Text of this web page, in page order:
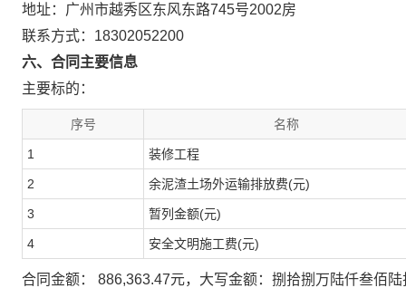
地址：广州市越秀区东风东路745号2002房
联系方式：18302052200
六、合同主要信息
主要标的：
序号 名称
1 装修工程
2 余泥渣土场外运输排放费(元)
3 暂列金额(元)
4 安全文明施工费(元)
合同金额： 886,363.47元，大写金额：捌拾捌万陆仟叁佰